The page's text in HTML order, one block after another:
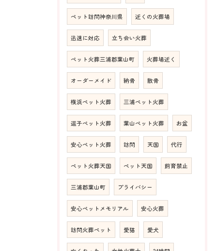
ペット訪問神奈川県 近くの火葬場
迅速に対応 立ち会い火葬
ペット火葬三浦郡葉山町 火葬場近く
オーダーメイド 納骨 散骨
横浜ペット火葬 三浦ペット火葬
逗子ペット火葬 葉山ペット火葬 お盆
安心ペット火葬 訪問 天国 代行
ペット火葬天国 ペット天国 飼育禁止
三浦郡葉山町 プライバシー
安心ペットメモリアル 安心火葬
訪問火葬ペット 愛猫 愛犬